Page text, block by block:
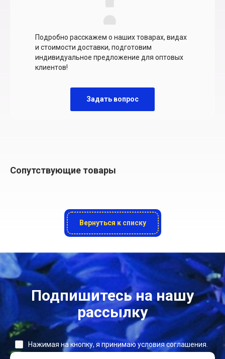
Подробно расскажем о наших товарах, видах
и стоимости доставки, подготовим
индивидуальное предложение для оптовых
клиентов!
Задать вопрос
Сопутствующие товары
Вернуться к списку
Подпишитесь на нашу
рассылку
Нажимая на кнопку, я принимаю условия соглашения.